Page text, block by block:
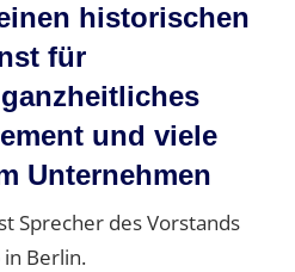
historischen
für
und viele
Unternehmen
Sprecher des Vorstands
Berlin.